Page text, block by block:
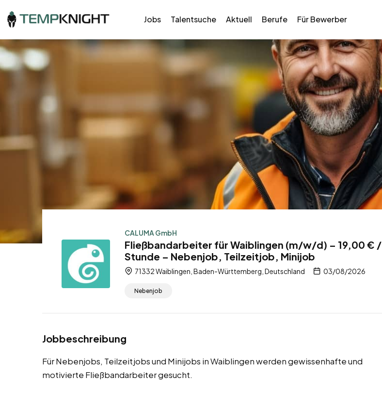
Jobs Talentsuche Aktuell Berufe Für Bewerber
CALUMA GmbH
Fließbandarbeiter für Waiblingen (m/w/d) – 19,00 € /
Stunde – Nebenjob, Teilzeitjob, Minijob
71332 Waiblingen, Baden-Württemberg, Deutschland 03/08/2026
Nebenjob
Jobbeschreibung
Für Nebenjobs, Teilzeitjobs und Minijobs in Waiblingen werden gewissenhafte und
motivierte Fließbandarbeiter gesucht.